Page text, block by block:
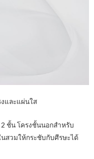
และแผ่นใส
ชั้น โครงชั้นนอกสำหรับ
สวมให้กระชับกับศีรษะได้